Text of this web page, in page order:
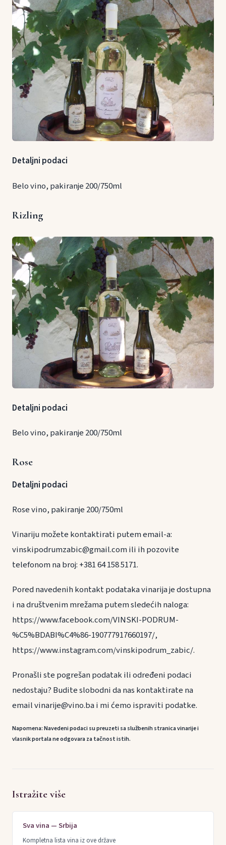
Detaljni podaci
Belo vino, pakiranje 200/750ml
Rizling
Detaljni podaci
Belo vino, pakiranje 200/750ml
Rose
Detaljni podaci
Rose vino, pakiranje 200/750ml
Vinariju možete kontaktirati putem email-a:
vinskipodrumzabic@gmail.com ili ih pozovite
telefonom na broj: +381 64 158 5171.
Pored navedenih kontakt podataka vinarija je dostupna
i na društvenim mrežama putem sledećih naloga:
https://www.facebook.com/VINSKI-PODRUM-
%C5%BDABI%C4%86-190777917660197/,
https://www.instagram.com/vinskipodrum_zabic/.
Pronašli ste pogrešan podatak ili određeni podaci
nedostaju? Budite slobodni da nas kontaktirate na
email vinarije@vino.ba i mi ćemo ispraviti podatke.
Napomena: Navedeni podaci su preuzeti sa službenih stranica vinarije i
vlasnik portala ne odgovara za tačnost istih.
Istražite više
Sva vina — Srbija
Kompletna lista vina iz ove države